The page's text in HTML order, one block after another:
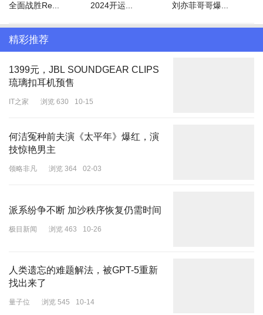
夫和舍夫佐娃则被留任。潘科夫此后分管一些“边缘部门”，但舍夫佐
娃依然主持国防部的财务工作。舍夫佐娃今年才54岁，还是现任俄
罗斯总理米舒斯京在联邦税务局的老同事，她的下一步去向值得关
在6月17日发布的总统令中，普京任命财政部第一副部长列昂尼德·
油”的关系，平衡“特别军事行动”等长期军事任务和俄罗斯经济社会
发展。戈尔宁的任命，再次确认了这一点。
长、部长时的老搭档奥列格·萨维利耶夫，成为新任副防长。另一位
的儿子，上一个职位是俄罗斯总统办公厅第一副主任。企业家出身的
谢尔盖·齐维列夫刚被任命为联邦能源部长。
用可信任的“素人”，换下绍伊古的搭档及“两朝老臣”，展现出俄罗斯
领导层对国防部改革的迫切要求。乌克兰战场的僵局，俄罗斯军队内
全面战胜Re... 2024开运... 刘亦菲哥哥爆...
精彩推荐
1399元，JBL SOUNDGEAR CLIPS
琉璃扣耳机预售
IT之家 浏览 630 10-15
何洁冤种前夫演《太平年》爆红，演
技惊艳男主
领略非凡 浏览 364 02-03
派系纷争不断 加沙秩序恢复仍需时间
极目新闻 浏览 463 10-26
人类遗忘的难题解法，被GPT-5重新
找出来了
量子位 浏览 545 10-14